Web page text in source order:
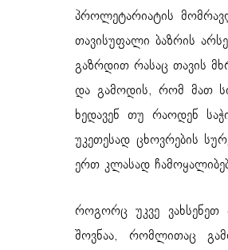
პროლეტარიატის
თავისუფალი ბაზრის
გაზრდით რასაც თავის
და გამოდის, რომ მათ
ხედავენ თუ რაოდენ
უკეთესად ცხოვრების
ერთ კლასად
როგორც უკვე ვახსენეთ
შოვნაა, რომლითაც